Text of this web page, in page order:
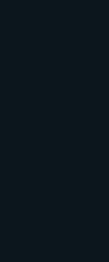
in quasi-delictuele
te richten naar de
Deze
de minimumbedragen